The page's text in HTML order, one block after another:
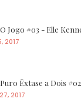
Jogo #03 - Elle
2017
Êxtase a Dois
2017